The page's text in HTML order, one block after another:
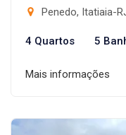
Penedo, Itatiaia-
4 Quartos 5
Mais informações